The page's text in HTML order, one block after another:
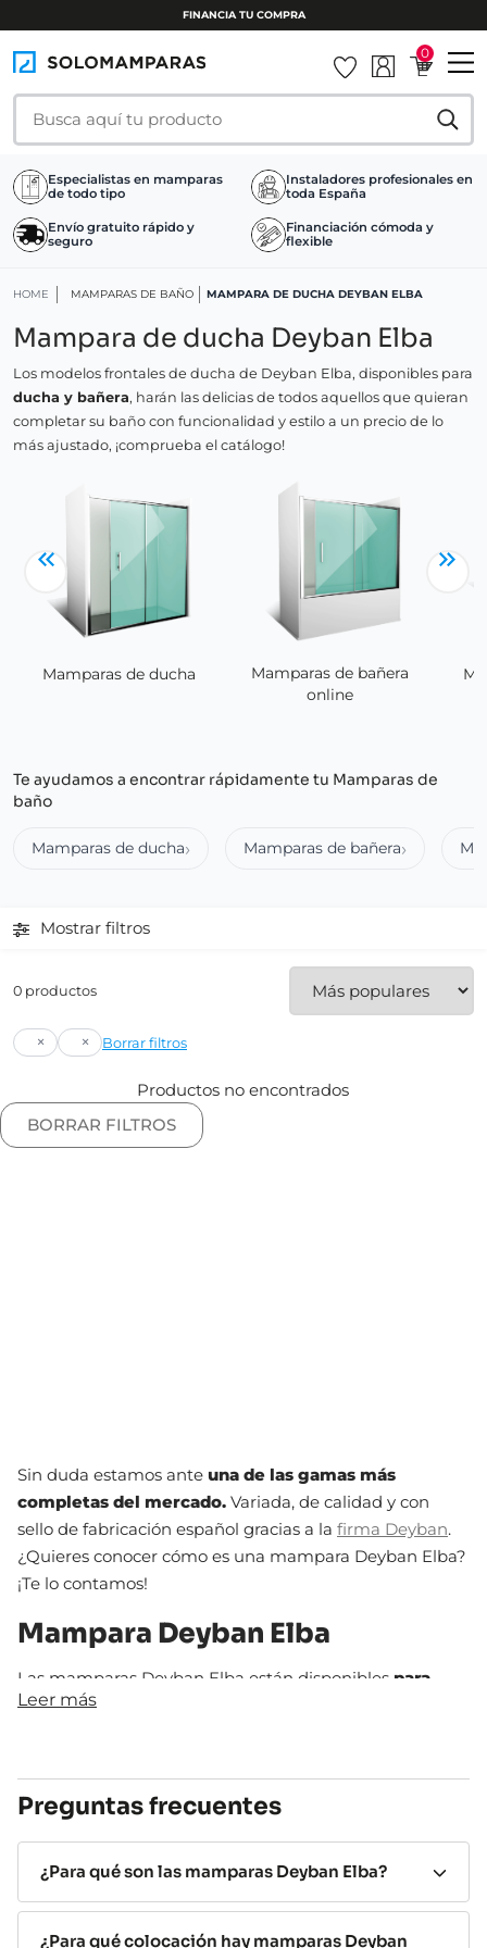
FINANCIA TU COMPRA
0
Especialistas en mamparas
de todo tipo
Instaladores profesionales en
toda España
Envío gratuito rápido y
seguro
Financiación cómoda y
flexible
HOME MAMPARAS DE BAÑO MAMPARA DE DUCHA DEYBAN ELBA
Mampara de ducha Deyban Elba
Los modelos frontales de ducha de Deyban Elba, disponibles para
ducha y bañera, harán las delicias de todos aquellos que quieran
completar su baño con funcionalidad y estilo a un precio de lo
más ajustado, ¡comprueba el catálogo!
Mamparas de ducha
Mamparas de bañera
online
Te ayudamos a encontrar rápidamente tu Mamparas de
baño
Mamparas de ducha Mamparas de bañera
Mostrar filtros
0 productos
× × Borrar filtros
Productos no encontrados
BORRAR FILTROS
Sin duda estamos ante una de las gamas más
completas del mercado. Variada, de calidad y con
sello de fabricación español gracias a la firma Deyban.
¿Quieres conocer cómo es una mampara Deyban Elba?
¡Te lo contamos!
Mampara Deyban Elba
Las mamparas Deyban Elba están disponibles para
ducha y bañera
En cuanto a colocación las mamparas Deyban Elba
para bañera tienen colocación frontal. Si lo que quieres
colocación frontal, angular y también semicircular
paraplatos redondos en esquina. ¡Una gran variedad!
Leer más
Preguntas frecuentes
¿Para qué son las mamparas Deyban Elba?
¿Para qué colocación hay mamparas Deyban